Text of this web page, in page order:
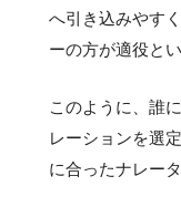
へ引き込みやす
ーの方が適役と
このように、誰
レーションを選
に合ったナレー